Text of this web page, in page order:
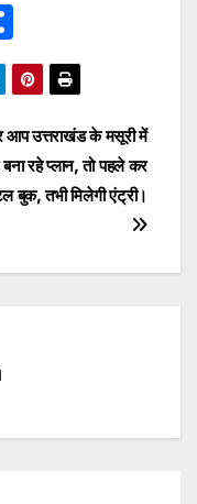
h
ar
e
आप उत्तराखंड के मसूरी में
रहे प्लान, तो पहले कर
बुक, तभी मिलेगी एंट्री।